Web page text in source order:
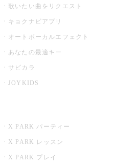
歌いたい曲をリクエスト
キョクナビアプリ
オートボーカルエフェクト
あなたの最適キー
サビカラ
JOYKIDS
X PARK パーティー
X PARK レッスン
X PARK プレイ